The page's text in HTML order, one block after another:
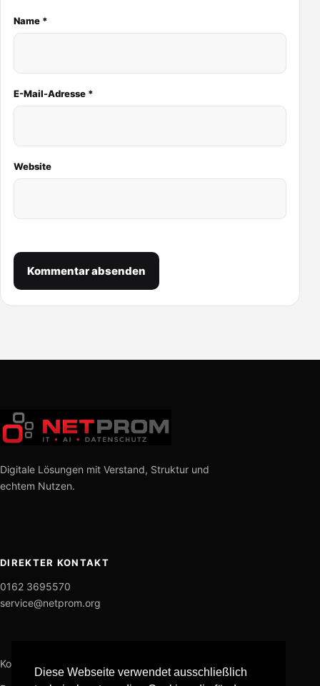
Diese Webseite verwendet ausschließlich
Name *
E-Mail-Adresse *
Website
Digitale Lösungen mit Verstand, Struktur und
echtem Nutzen.
DIREKTER KONTAKT
0162 3695570
service@netprom.org
Kontakt